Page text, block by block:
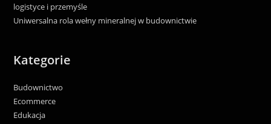
logistyce i przemyśle
Uniwersalna rola wełny mineralnej w budownictwie
Kategorie
Budownictwo
Ecommerce
Edukacja